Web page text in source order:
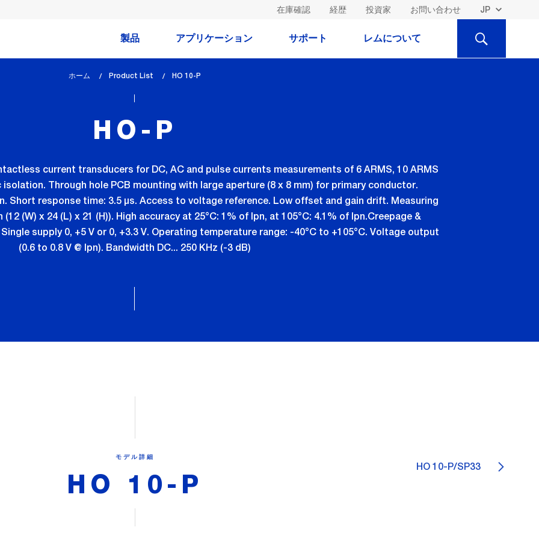
在庫確認 経歴 投資家 お問い合わせ
製品 アプリケーション サポート レムについて
検
ホーム Product List
lem_current_page
HO 10-P
HO-P
current transducers for DC, AC and pulse currents measurements of 6 ARMS, 10 ARMS
isolation. Through hole PCB mounting with large aperture (8 x 8 mm) for primary conductor.
Short response time: 3.5 µs. Access to voltage reference. Low offset and gain drift. Measuring
(W) x 24 (L) x 21 (H)). High accuracy at 25°C: 1% of Ipn, at 105°C: 4.1% of Ipn.Creepage &
supply 0, +5 V or 0, +3.3 V. Operating temperature range: -40°C to +105°C. Voltage output
(0.6 to 0.8 V @ Ipn). Bandwidth DC... 250 KHz (-3 dB)
HO 10-P/SP33
モデル詳細
HO 10-P